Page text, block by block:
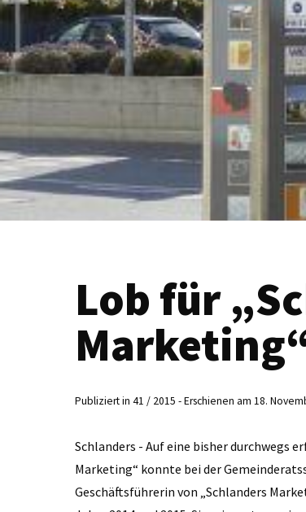
Lob für
Publiziert in 41 / 2015 - Erschienen am 18.
Schlanders - Auf eine bisher durchwegs
Marketing“ ­konnte bei der
Geschäftsführerin von „Schlanders